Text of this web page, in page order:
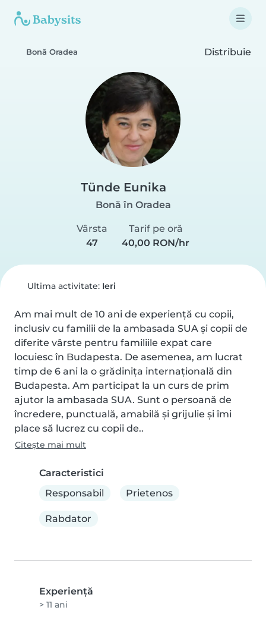
Bonă Oradea Distribuie
Tünde Eunika
Bonă în Oradea
Vârsta
47
Tarif pe oră
40,00 RON/hr
Ultima activitate: Ieri
Am mai mult de 10 ani de experiență cu copii,
inclusiv cu familii de la ambasada SUA și copii de
diferite vârste pentru familiile expat care
locuiesc în Budapesta. De asemenea, am lucrat
timp de 6 ani la o grădinița internațională din
Budapesta. Am participat la un curs de prim
ajutor la ambasada SUA. Sunt o persoană de
încredere, punctuală, amabilă și grijulie și îmi
place să lucrez cu copii de..
Citește mai mult
Caracteristici
Responsabil
Prietenos
Rabdator
Experienţă
> 11 ani